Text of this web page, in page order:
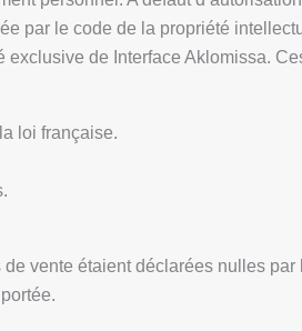
par le code de la propriété
de Interface Aklomissa.
loi française.
vente étaient déclarées nulles